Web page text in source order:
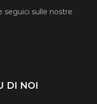
seguici sulle nostre
DI NOI